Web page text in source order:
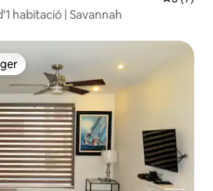
habitació | Savannah